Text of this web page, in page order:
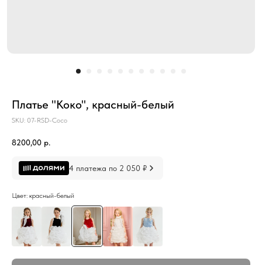
Платье "Коко", красный-белый
SKU: 07-RSD-Coco
8200,00 р.
4 платежа по 2 050 ₽
Цвет: красный-белый